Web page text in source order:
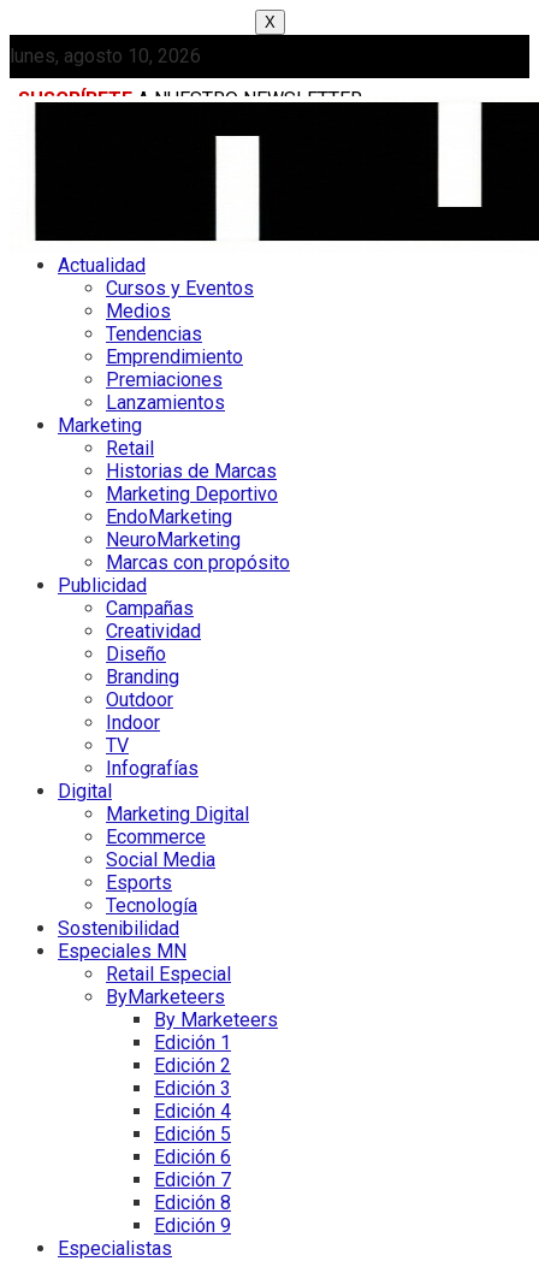
X
lunes, agosto 10, 2026
SUSCRÍBETE A NUESTRO NEWSLETTER
Actualidad
Cursos y Eventos
Medios
Tendencias
Emprendimiento
Premiaciones
Lanzamientos
Marketing
Retail
Historias de Marcas
Marketing Deportivo
EndoMarketing
NeuroMarketing
Marcas con propósito
Publicidad
Campañas
Creatividad
Diseño
Branding
Outdoor
Indoor
TV
Infografías
Digital
Marketing Digital
Ecommerce
Social Media
Esports
Tecnología
Sostenibilidad
Especiales MN
Retail Especial
ByMarketeers
By Marketeers
Edición 1
Edición 2
Edición 3
Edición 4
Edición 5
Edición 6
Edición 7
Edición 8
Edición 9
Especialistas